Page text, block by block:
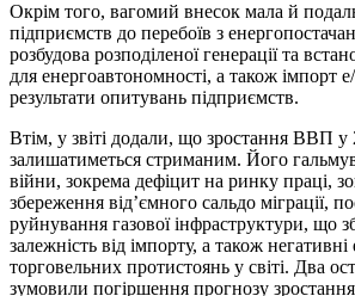
Окрім того, вагомий внесок мала й
підприємств до перебоїв з
розбудова розподіленої генерації та
для енергоавтономності, а також імпорт
результати опитувань підприємств.
Втім, у звіті додали, що зростання ВВП у
залишатиметься стриманим. Його
війни, зокрема дефіцит на ринку праці,
збереження від’ємного сальдо міграції,
руйнування газової інфраструктури, що
залежність від імпорту, а також негативні
торговельних протистоянь у світі. Два
зумовили погіршення прогнозу